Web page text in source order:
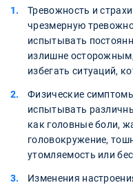
Тревожность и
чрезмерную
испытывать
излишне
избегать ситуаций,
Физические
испытывать
как головные боли,
головокружение,
утомляемость или
Изменения